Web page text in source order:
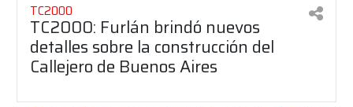
TC2000
TC2000: Furlán brindó nuevos
detalles sobre la construcción del
Callejero de Buenos Aires